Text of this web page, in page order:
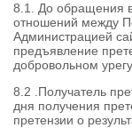
8.1. До обращения
отношений между
Администрацией
предъявление
добровольном
8.2 .Получатель
дня получения
претензии о